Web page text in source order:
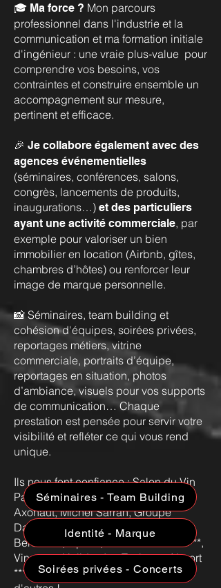
🎓 Ma force ? Mon parcours
professionnel dans l'industrie et la
communication et ma formation initiale
d'ingénieur : une vraie plus-value pour
comprendre vos besoins, vos
contraintes et construire ensemble un
accompagnement sur mesure,
pertinent et efficace.
🎉 Je collabore également avec des
agences événementielles
(séminaires, conférences, salons,
congrès, lancements de produits,
inaugurations…) et des particuliers
ayant une activité commerciale, par
exemple pour valoriser un bien
immobilier en location (Airbnb, gîtes,
chambres d’hôtes) ou renforcer leur
image de marque personnelle.
📸 Séminaires, team building et
cohésion d'équipes, soirées privées,
reportages métiers, vitrine
commerciale, portraits d’équipe,
reportages en situation, photos
d’ambiance, visuels pour vos supports
de communication… Chaque
prestation est pensée pour servir votre
visibilité et refléter ce qui vous rend
unique.
Ils nous font confiance : Salon du Vin
Paris (Wine Paris), SNCF, Airbus,
Axonaut, Michel Sarran, Groupe
Dallard Automobiles, Hife, Parfums
Berdoues, Opisto, Hôtel Radisson ****,
Vincentz, Holiday Inn Toulouse Airport
****, MMA Assurances, .. et bien
Séminaires - Team Building
Identité - Marque
Soirées privées - Concerts